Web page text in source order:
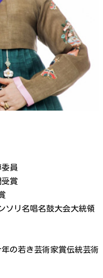
員
賞
ソリ名唱名鼓大会大統領
の若き芸術家賞伝統芸術